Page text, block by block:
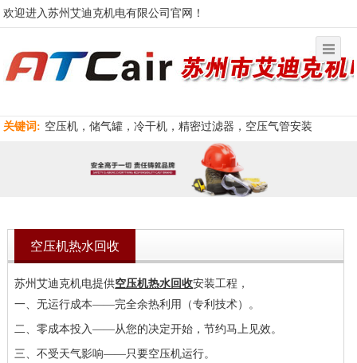
欢迎进入苏州艾迪克机电有限公司官网！
关键词: 空压机，储气罐，冷干机，精密过滤器，空压气管安装
空压机热水回收
苏州艾迪克机电提供空压机热水回收安装工程，
一、无运行成本——完全余热利用（专利技术）。
二、零成本投入——从您的决定开始，节约马上见效。
三、不受天气影响——只要空压机运行。